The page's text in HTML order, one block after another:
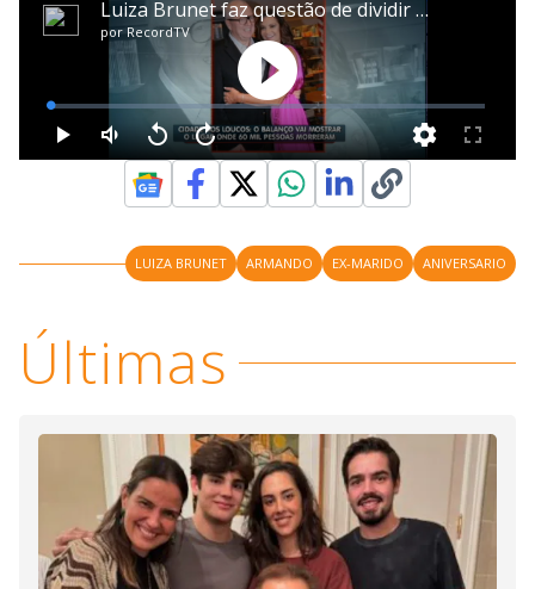
LUIZA BRUNET ARMANDO EX-MARIDO ANIVERSARIO
Últimas